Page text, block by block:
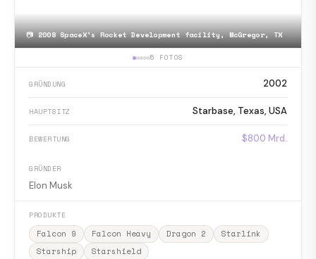
📷2008 SpaceX's Rocket Development facility, McGregor, TX
5 FOTOS
GRÜNDUNG 2002
HAUPTSITZ Starbase, Texas, USA
BEWERTUNG $800 Mrd.
GRÜNDER
Elon Musk
PRODUKTE
Falcon 9 Falcon Heavy Dragon 2
Starlink
Starship
Starshield